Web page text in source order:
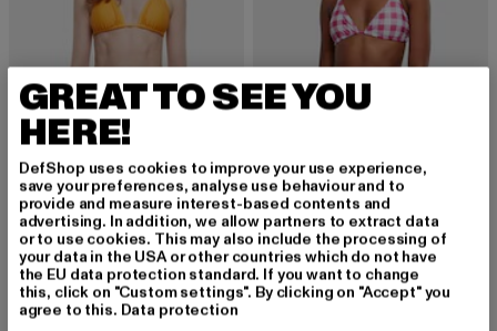
URBAN CLASSICS
Essentials Triangle
16,80 EUR
Derzeitiger Preis: 16,80 EUR
39,99 EURAktionspreis: 39,99 EUR
URBAN CLASSICS
Ladies Check
20,00 EUR
Derzeitiger Preis: 20,00 EUR
49,99 EURAktionspreis:
GREAT TO SEE YOU
HERE!
DefShop uses cookies to improve your use experience,
save your preferences, analyse use behaviour and to
provide and measure interest-based contents and
advertising. In addition, we allow partners to extract data
or to use cookies. This may also include the processing of
your data in the USA or other countries which do not have
the EU data protection standard. If you want to change
this, click on "Custom settings". By clicking on "Accept" you
agree to this. Data protection